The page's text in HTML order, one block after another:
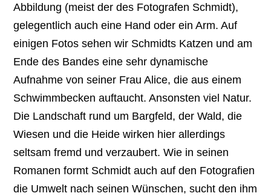
Abbildung (meist der des Fotografen Schmidt),
gelegentlich auch eine Hand oder ein Arm. Auf
einigen Fotos sehen wir Schmidts Katzen und am
Ende des Bandes eine sehr dynamische
Aufnahme von seiner Frau Alice, die aus einem
Schwimmbecken auftaucht. Ansonsten viel Natur.
Die Landschaft rund um Bargfeld, der Wald, die
Wiesen und die Heide wirken hier allerdings
seltsam fremd und verzaubert. Wie in seinen
Romanen formt Schmidt auch auf den Fotografien
die Umwelt nach seinen Wünschen, sucht den ihm